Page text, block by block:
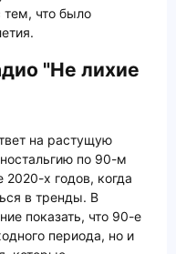
тем, что было
"Не лихие
на растущую
по 90-м
х годов, когда
в тренды. В
показать, что 90-е
периода, но и